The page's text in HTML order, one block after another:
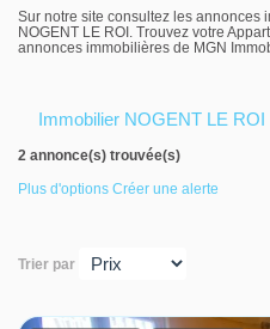
Sur notre site consultez les annonces
NOGENT LE ROI. Trouvez votre
annonces immobilières de MGN
Immobilier NOGENT LE ROI
2 annonce(s) trouvée(s)
Plus d'options Créer une alerte
Trier par